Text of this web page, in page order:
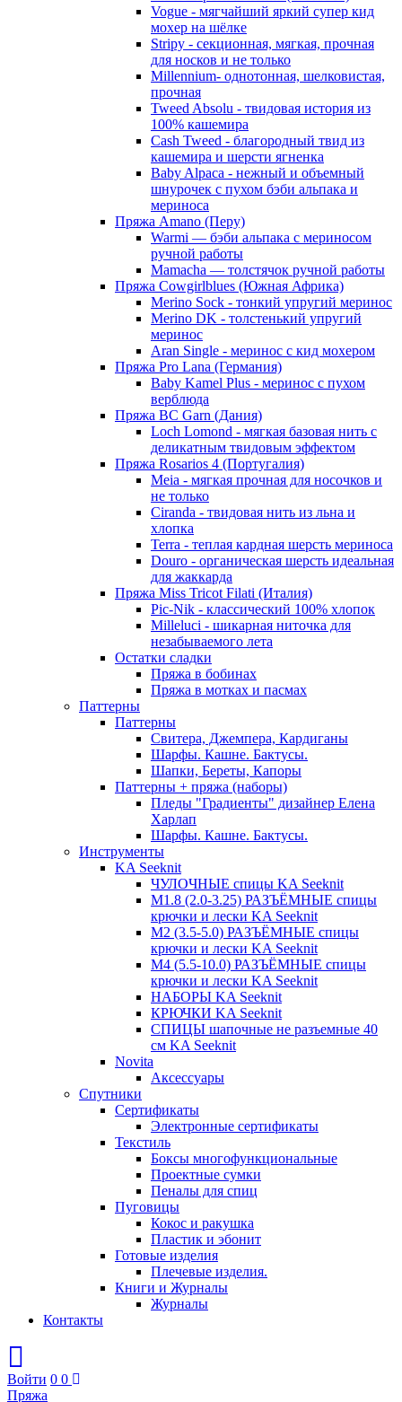
Vogue - мягчайший яркий супер кид
мохер на шёлке
Stripy - секционная, мягкая, прочная
для носков и не только
Millennium- однотонная, шелковистая,
прочная
Tweed Absolu - твидовая история из
100% кашемира
Cash Tweed - благородный твид из
кашемира и шерсти ягненка
Baby Alpaca - нежный и объемный
шнурочек с пухом бэби альпака и
мериноса
Пряжа Amano (Перу)
Warmi — бэби альпака с мериносом
ручной работы
Mamacha — толстячок ручной работы
Пряжа Cowgirlblues (Южная Африка)
Merino Sock - тонкий упругий меринос
Merino DK - толстенький упругий
меринос
Aran Single - меринос с кид мохером
Пряжа Pro Lana (Германия)
Baby Kamel Plus - меринос с пухом
верблюда
Пряжа BC Garn (Дания)
Loch Lomond - мягкая базовая нить с
деликатным твидовым эффектом
Пряжа Rosarios 4 (Португалия)
Meia - мягкая прочная для носочков и
не только
Ciranda - твидовая нить из льна и
хлопка
Terra - теплая кардная шерсть мериноса
Douro - органическая шерсть идеальная
для жаккарда
Пряжа Miss Tricot Filati (Италия)
Pic-Nik - классический 100% хлопок
Milleluci - шикарная ниточка для
незабываемого лета
Остатки сладки
Пряжа в бобинах
Пряжа в мотках и пасмах
Паттерны
Паттерны
Свитера, Джемпера, Кардиганы
Шарфы. Кашне. Бактусы.
Шапки, Береты, Капоры
Паттерны + пряжа (наборы)
Пледы "Градиенты" дизайнер Елена
Харлап
Шарфы. Кашне. Бактусы.
Инструменты
KA Seeknit
ЧУЛОЧНЫЕ спицы KA Seeknit
М1.8 (2.0-3.25) РАЗЪЁМНЫЕ спицы
крючки и лески KA Seeknit
М2 (3.5-5.0) РАЗЪЁМНЫЕ спицы
крючки и лески KA Seeknit
М4 (5.5-10.0) РАЗЪЁМНЫЕ спицы
крючки и лески KA Seeknit
НАБОРЫ KA Seeknit
КРЮЧКИ KA Seeknit
СПИЦЫ шапочные не разъемные 40
см KA Seeknit
Novita
Аксессуары
Спутники
Сертификаты
Электронные сертификаты
Текстиль
Боксы многофункциональные
Проектные сумки
Пеналы для спиц
Пуговицы
Кокос и ракушка
Пластик и эбонит
Готовые изделия
Плечевые изделия.
Книги и Журналы
Журналы
Контакты
Войти 0 0
Пряжа